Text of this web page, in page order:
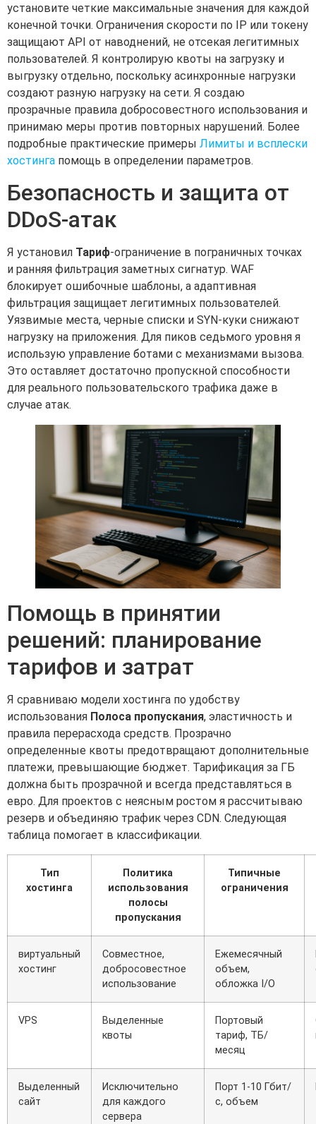
установите четкие максимальные значения для каждой
конечной точки. Ограничения скорости по IP или токену
защищают API от наводнений, не отсекая легитимных
пользователей. Я контролирую квоты на загрузку и
выгрузку отдельно, поскольку асинхронные нагрузки
создают разную нагрузку на сети. Я создаю
прозрачные правила добросовестного использования и
принимаю меры против повторных нарушений. Более
подробные практические примеры Лимиты и всплески
хостинга помощь в определении параметров.
Безопасность и защита от
DDoS-атак
Я установил Тариф-ограничение в пограничных точках
и ранняя фильтрация заметных сигнатур. WAF
блокирует ошибочные шаблоны, а адаптивная
фильтрация защищает легитимных пользователей.
Уязвимые места, черные списки и SYN-куки снижают
нагрузку на приложения. Для пиков седьмого уровня я
использую управление ботами с механизмами вызова.
Это оставляет достаточно пропускной способности
для реального пользовательского трафика даже в
случае атак.
Помощь в принятии
решений: планирование
тарифов и затрат
Я сравниваю модели хостинга по удобству
использования Полоса пропускания, эластичность и
правила перерасхода средств. Прозрачно
определенные квоты предотвращают дополнительные
платежи, превышающие бюджет. Тарификация за ГБ
должна быть прозрачной и всегда представляться в
евро. Для проектов с неясным ростом я рассчитываю
резерв и объединяю трафик через CDN. Следующая
таблица помогает в классификации.
Тип
хостинга
Политика
использования
полосы
пропускания
Типичные
ограничения
виртуальный
хостинг
Совместное,
добросовестное
использование
Ежемесячный
объем,
обложка I/O
VPS
Выделенные
квоты
Портовый
тариф, ТБ/
месяц
Выделенный
сайт
Исключительно
для каждого
сервера
Порт 1-10 Гбит/
с, объем